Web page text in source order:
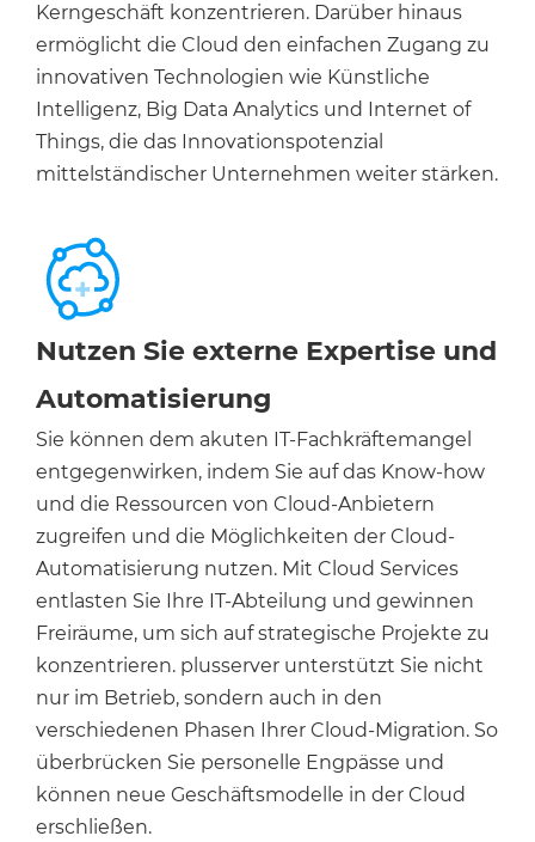
Kerngeschäft konzentrieren. Darüber hinaus
ermöglicht die Cloud den einfachen Zugang zu
innovativen Technologien wie Künstliche
Intelligenz, Big Data Analytics und Internet of
Things, die das Innovationspotenzial
mittelständischer Unternehmen weiter stärken.
Nutzen Sie externe Expertise und
Automatisierung
Sie können dem akuten IT-Fachkräftemangel
entgegenwirken, indem Sie auf das Know-how
und die Ressourcen von Cloud-Anbietern
zugreifen und die Möglichkeiten der Cloud-
Automatisierung nutzen. Mit Cloud Services
entlasten Sie Ihre IT-Abteilung und gewinnen
Freiräume, um sich auf strategische Projekte zu
konzentrieren. plusserver unterstützt Sie nicht
nur im Betrieb, sondern auch in den
verschiedenen Phasen Ihrer Cloud-Migration. So
überbrücken Sie personelle Engpässe und
können neue Geschäftsmodelle in der Cloud
erschließen.